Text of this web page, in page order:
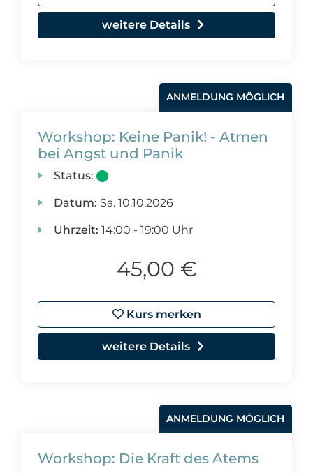
weitere Details
ANMELDUNG MÖGLICH
Workshop: Keine Panik! - Atmen
bei Angst und Panik
Status:
Datum: Sa. 10.10.2026
Uhrzeit: 14:00 - 19:00 Uhr
45,00 €
Kurs merken
weitere Details
ANMELDUNG MÖGLICH
Workshop: Die Kraft des Atems